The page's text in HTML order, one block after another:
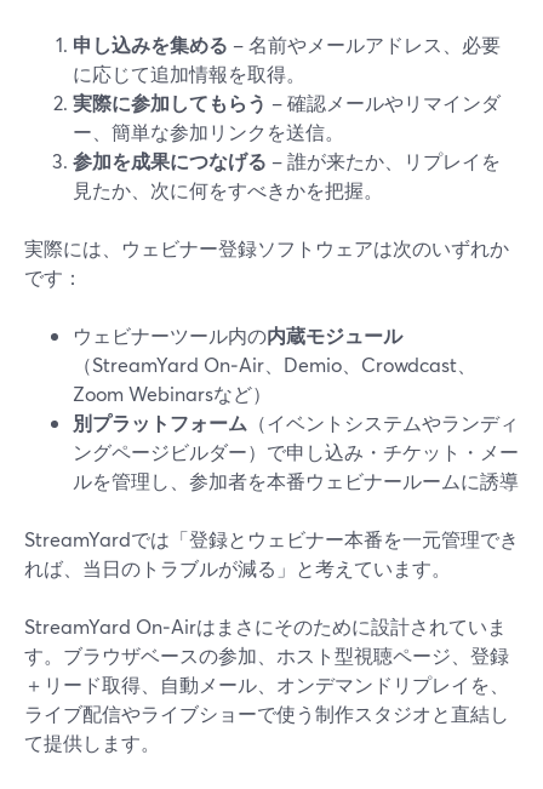
申し込みを集める – 名前やメールアドレス、必要
に応じて追加情報を取得。
実際に参加してもらう – 確認メールやリマインダ
ー、簡単な参加リンクを送信。
参加を成果につなげる – 誰が来たか、リプレイを
見たか、次に何をすべきかを把握。
実際には、ウェビナー登録ソフトウェアは次のいずれか
です：
ウェビナーツール内の内蔵モジュール
（StreamYard On‑Air、Demio、Crowdcast、
Zoom Webinarsなど）
別プラットフォーム （イベントシステムやランディ
ングページビルダー）で申し込み・チケット・メー
ルを管理し、参加者を本番ウェビナールームに誘導
StreamYardでは「登録とウェビナー本番を一元管理でき
れば、当日のトラブルが減る」と考えています。
StreamYard On‑Airはまさにそのために設計されていま
す。ブラウザベースの参加、ホスト型視聴ページ、登録
＋リード取得、自動メール、オンデマンドリプレイを、
ライブ配信やライブショーで使う制作スタジオと直結し
て提供します。